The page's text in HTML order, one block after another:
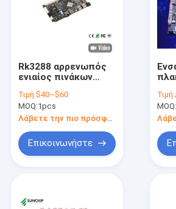
Rk3288 αρρενωπός
ενιαίος πινάκων
τετραγώνων πίνακας
ΒΡΑΧΙΌΝΩΝ πυρήνων
αρρενωπός 7.1-10
ενσωματωμένος
1.8GHz
Τιμή:$40~$60
MOQ:1pcs
Λάβετε την πιο πρόσφατη τιμή
Επικοινωνήστε
Τιμή:
MOQ: